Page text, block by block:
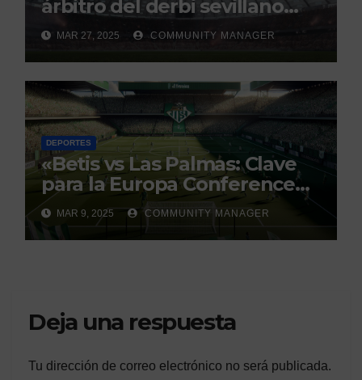
árbitro del derbi sevillano
con un historial que genera
debate
MAR 27, 2025 COMMUNITY MANAGER
DEPORTES
«Betis vs Las Palmas: Clave
para la Europa Conference
League»
MAR 9, 2025 COMMUNITY MANAGER
Deja una respuesta
Tu dirección de correo electrónico no será publicada.